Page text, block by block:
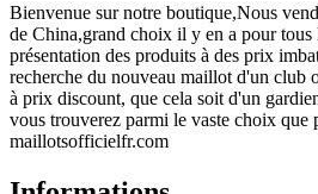
Bienvenue sur notre boutique,Nous
de China,grand choix il y en a pour tous
présentation des produits à des prix
recherche du nouveau maillot d'un club
à prix discount, que cela soit d'un
vous trouverez parmi le vaste choix que
maillotsofficielfr.com